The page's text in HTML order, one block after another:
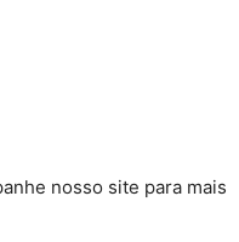
nosso site para mais